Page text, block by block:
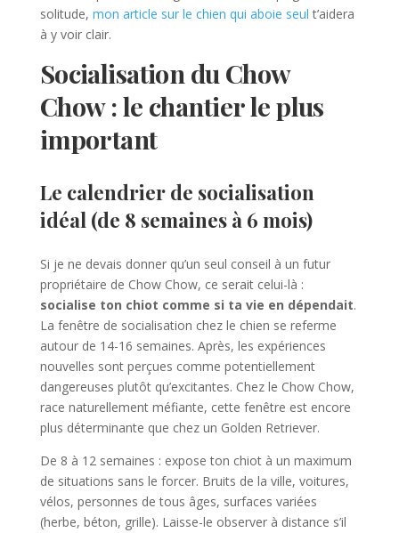
solitude, mon article sur le chien qui aboie seul t’aidera
à y voir clair.
Socialisation du Chow
Chow : le chantier le plus
important
Le calendrier de socialisation
idéal (de 8 semaines à 6 mois)
Si je ne devais donner qu’un seul conseil à un futur
propriétaire de Chow Chow, ce serait celui-là :
socialise ton chiot comme si ta vie en dépendait.
La fenêtre de socialisation chez le chien se referme
autour de 14-16 semaines. Après, les expériences
nouvelles sont perçues comme potentiellement
dangereuses plutôt qu’excitantes. Chez le Chow Chow,
race naturellement méfiante, cette fenêtre est encore
plus déterminante que chez un Golden Retriever.
De 8 à 12 semaines : expose ton chiot à un maximum
de situations sans le forcer. Bruits de la ville, voitures,
vélos, personnes de tous âges, surfaces variées
(herbe, béton, grille). Laisse-le observer à distance s’il